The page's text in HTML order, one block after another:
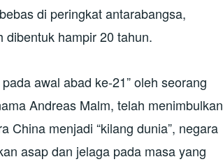
di peringkat antarabangsa,
dibentuk hampir 20 tahun.
awal abad ke-21” oleh seorang
Andreas Malm, telah menimbulkan
China menjadi “kilang dunia”, negara
asap dan jelaga pada masa yang